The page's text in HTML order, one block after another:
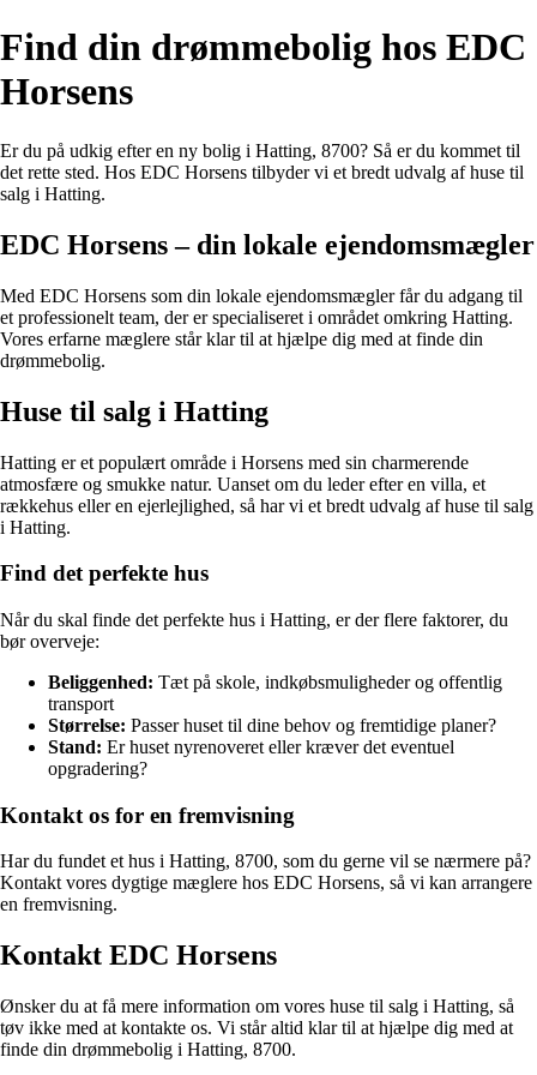
Find din drømmebolig hos EDC
Horsens
Er du på udkig efter en ny bolig i Hatting, 8700? Så er du kommet til
det rette sted. Hos EDC Horsens tilbyder vi et bredt udvalg af huse til
salg i Hatting.
EDC Horsens – din lokale ejendomsmægler
Med EDC Horsens som din lokale ejendomsmægler får du adgang til
et professionelt team, der er specialiseret i området omkring Hatting.
Vores erfarne mæglere står klar til at hjælpe dig med at finde din
drømmebolig.
Huse til salg i Hatting
Hatting er et populært område i Horsens med sin charmerende
atmosfære og smukke natur. Uanset om du leder efter en villa, et
rækkehus eller en ejerlejlighed, så har vi et bredt udvalg af huse til salg
i Hatting.
Find det perfekte hus
Når du skal finde det perfekte hus i Hatting, er der flere faktorer, du
bør overveje:
Beliggenhed: Tæt på skole, indkøbsmuligheder og offentlig
transport
Størrelse: Passer huset til dine behov og fremtidige planer?
Stand: Er huset nyrenoveret eller kræver det eventuel
opgradering?
Kontakt os for en fremvisning
Har du fundet et hus i Hatting, 8700, som du gerne vil se nærmere på?
Kontakt vores dygtige mæglere hos EDC Horsens, så vi kan arrangere
en fremvisning.
Kontakt EDC Horsens
Ønsker du at få mere information om vores huse til salg i Hatting, så
tøv ikke med at kontakte os. Vi står altid klar til at hjælpe dig med at
finde din drømmebolig i Hatting, 8700.